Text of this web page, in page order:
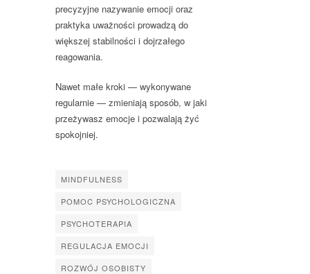
precyzyjne nazywanie emocji oraz
praktyka uważności prowadzą do
większej stabilności i dojrzałego
reagowania.
Nawet małe kroki — wykonywane
regularnie — zmieniają sposób, w jaki
przeżywasz emocje i pozwalają żyć
spokojniej.
MINDFULNESS
POMOC PSYCHOLOGICZNA
PSYCHOTERAPIA
REGULACJA EMOCJI
ROZWÓJ OSOBISTY